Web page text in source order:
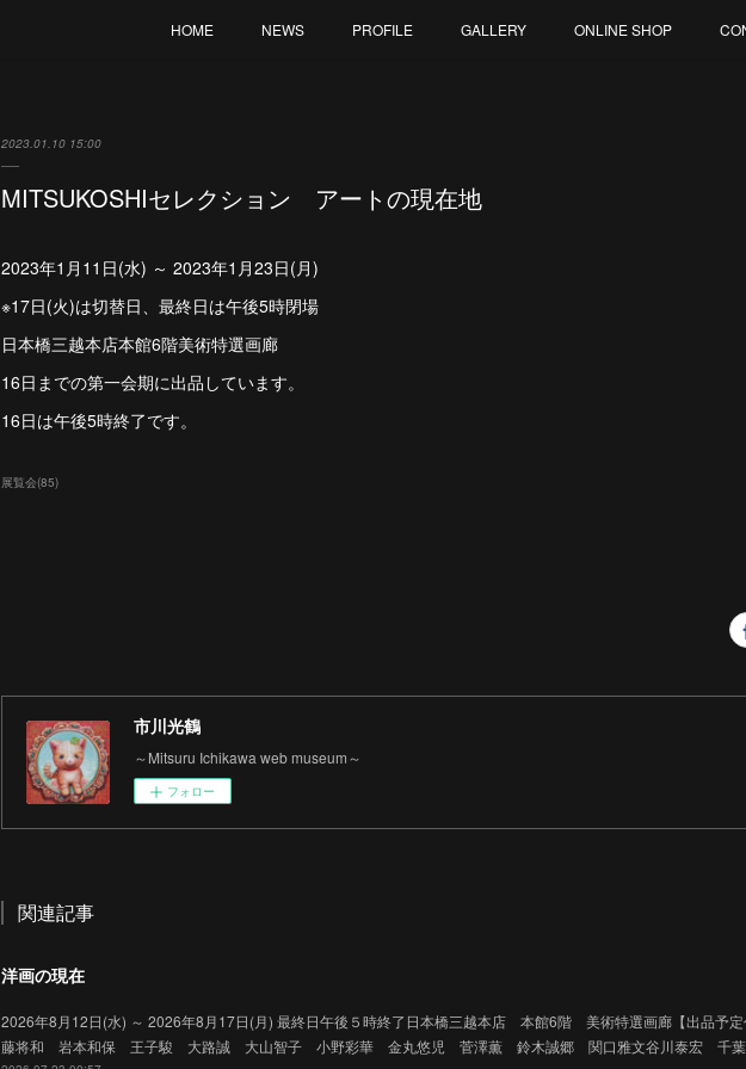
HOME NEWS PROFILE GALLERY ONLINE SHOP
2023.01.10 15:00
MITSUKOSHIセレクション アートの現在地
2023年1月11日(水) ～ 2023年1月23日(月)
※17日(火)は切替日、最終日は午後5時閉場
日本橋三越本店本館6階美術特選画廊
16日までの第一会期に出品しています。
16日は午後5時終了です。
展覧会(85)
市川光鶴
～Mitsuru Ichikawa web museum～
フォロー
関連記事
洋画の現在
2026年8月12日(水) ～ 2026年8月17日(月) 最終日午後５時終了日本橋三越本店 本館6階 美術特選画廊【出品
藤将和 岩本和保 王子駿 大路誠 大山智子 小野彩華 金丸悠児 菅澤薫 鈴木誠郷 関口雅文谷川泰宏 千